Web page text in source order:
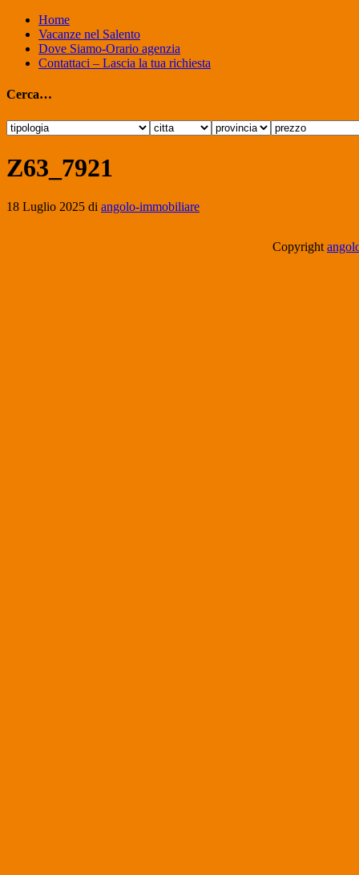
Home
Vacanze nel Salento
Dove Siamo-Orario agenzia
Contattaci – Lascia la tua richiesta
Cerca…
Z63_7921
18 Luglio 2025 di angolo-immobiliare
Copyright